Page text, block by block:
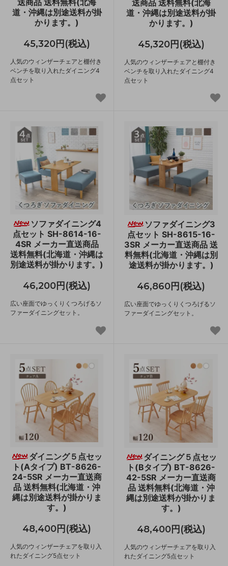
道・沖縄は別途送料が掛
かります。)
45,320円(税込)
人気のウィンザーチェアと棚付き
ベンチを取り入れたダイニング4
点セット
送商品 送料無料(北海
道・沖縄は別途送料が掛
かります。)
45,320円(税込)
人気のウィンザーチェアと棚付き
ベンチを取り入れたダイニング4
点セット
ソファダイニング4
点セット SH-8614-16-
4SR メーカー直送商品
送料無料(北海道・沖縄は
別途送料が掛かります。)
46,200円(税込)
広い座面でゆっくりくつろげるソ
ファーダイニングセット。
ソファダイニング3
点セット SH-8615-16-
3SR メーカー直送商品 送
料無料(北海道・沖縄は別
途送料が掛かります。)
46,860円(税込)
広い座面でゆっくりくつろげるソ
ファーダイニングセット。
ダイニング５点セッ
ト(Aタイプ) BT-8626-
24-5SR メーカー直送商
品 送料無料(北海道・沖
縄は別途送料が掛かりま
す。)
48,400円(税込)
人気のウィンザーチェアを取り入
れたダイニング5点セット
ダイニング５点セッ
ト(Bタイプ) BT-8626-
42-5SR メーカー直送商
品 送料無料(北海道・沖
縄は別途送料が掛かりま
す。)
48,400円(税込)
人気のウィンザーチェアを取り入
れたダイニング5点セット